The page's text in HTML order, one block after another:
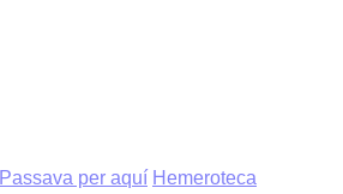
Passava per aquí Hemeroteca